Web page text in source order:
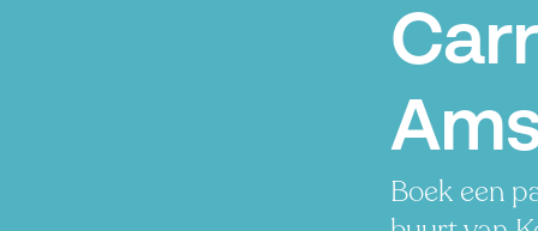
Boek een